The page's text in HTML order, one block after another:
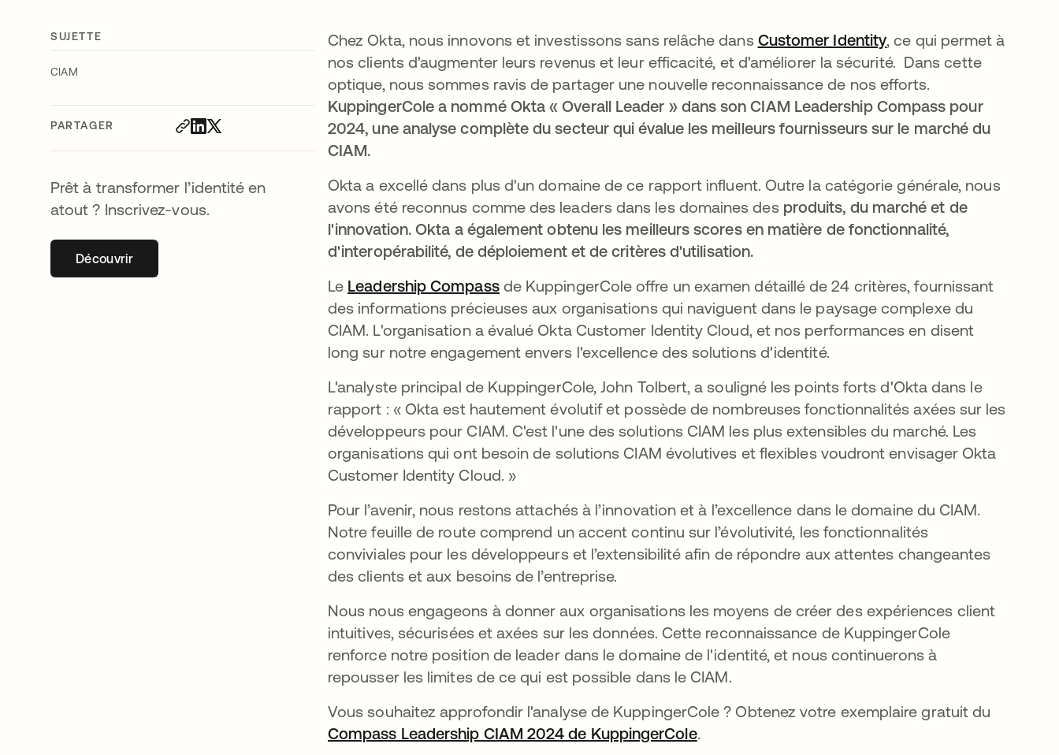
SUJETTE
CIAM
PARTAGER
Prêt à transformer l’identité en
atout ? Inscrivez-vous.
Découvrirs’ouvre dans un nouvel onglet
Chez Okta, nous innovons et investissons sans relâche dans Customer Identitys’ouvre dans un nouvel
, ce qui permet à
nos clients d'augmenter leurs revenus et leur efficacité, et d'améliorer la sécurité. Dans cette
optique, nous sommes ravis de partager une nouvelle reconnaissance de nos efforts.
KuppingerCole a nommé Okta « Overall Leader » dans son CIAM Leadership Compass pour
2024, une analyse complète du secteur qui évalue les meilleurs fournisseurs sur le marché du
CIAM.
Okta a excellé dans plus d'un domaine de ce rapport influent. Outre la catégorie générale, nous
avons été reconnus comme des leaders dans les domaines des produits, du marché et de
l'innovation. Okta a également obtenu les meilleurs scores en matière de fonctionnalité,
d'interopérabilité, de déploiement et de critères d'utilisation.
Le Leadership Compasss’ouvre dans un nouvel onglet
de KuppingerCole offre un examen détaillé de 24 critères, fournissant
des informations précieuses aux organisations qui naviguent dans le paysage complexe du
CIAM. L'organisation a évalué Okta Customer Identity Cloud, et nos performances en disent
long sur notre engagement envers l'excellence des solutions d'identité.
L'analyste principal de KuppingerCole, John Tolbert, a souligné les points forts d'Okta dans le
rapport : « Okta est hautement évolutif et possède de nombreuses fonctionnalités axées sur les
développeurs pour CIAM. C'est l'une des solutions CIAM les plus extensibles du marché. Les
organisations qui ont besoin de solutions CIAM évolutives et flexibles voudront envisager Okta
Customer Identity Cloud. »
Pour l’avenir, nous restons attachés à l’innovation et à l’excellence dans le domaine du CIAM.
Notre feuille de route comprend un accent continu sur l’évolutivité, les fonctionnalités
conviviales pour les développeurs et l’extensibilité afin de répondre aux attentes changeantes
des clients et aux besoins de l’entreprise.
Nous nous engageons à donner aux organisations les moyens de créer des expériences client
intuitives, sécurisées et axées sur les données. Cette reconnaissance de KuppingerCole
renforce notre position de leader dans le domaine de l'identité, et nous continuerons à
repousser les limites de ce qui est possible dans le CIAM.
Vous souhaitez approfondir l'analyse de KuppingerCole ? Obtenez votre exemplaire gratuit du
Compass Leadership CIAM 2024 de KuppingerColes’ouvre dans un nouvel onglet
.